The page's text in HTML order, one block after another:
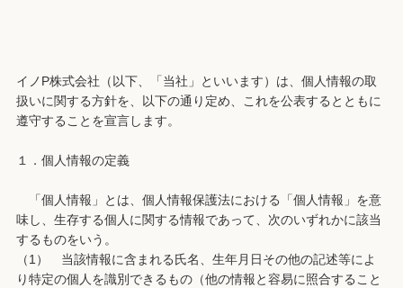
イノP株式会社（以下、「当社」といいます）は、個人情報の取
扱いに関する方針を、以下の通り定め、これを公表するとともに
遵守することを宣言します。
１．個人情報の定義
「個人情報」とは、個人情報保護法における「個人情報」を意
味し、生存する個人に関する情報であって、次のいずれかに該当
するものをいう。
（1） 当該情報に含まれる氏名、生年月日その他の記述等によ
り特定の個人を識別できるもの（他の情報と容易に照合すること